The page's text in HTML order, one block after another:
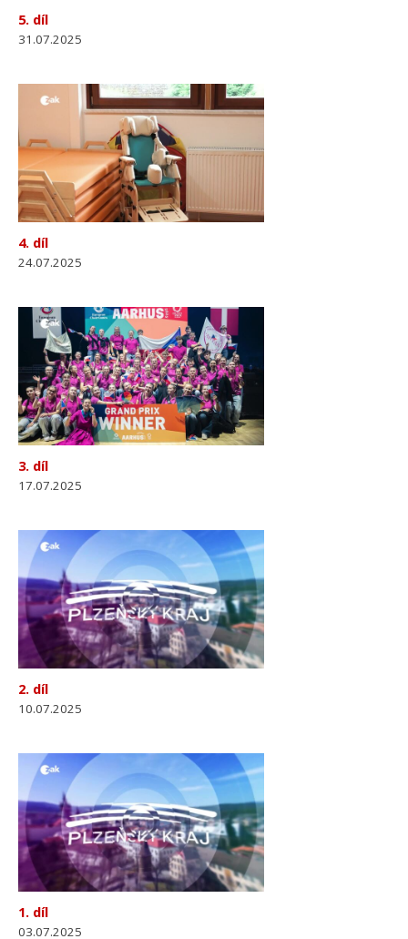
5. díl
31.07.2025
4. díl
24.07.2025
3. díl
17.07.2025
2. díl
10.07.2025
1. díl
03.07.2025